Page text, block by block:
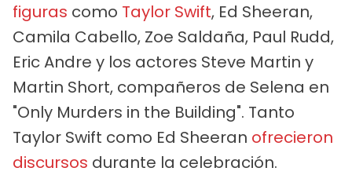
figuras como Taylor Swift, Ed Sheeran,
Camila Cabello, Zoe Saldaña, Paul Rudd,
Eric Andre y los actores Steve Martin y
Martin Short, compañeros de Selena en
"Only Murders in the Building". Tanto
Taylor Swift como Ed Sheeran ofrecieron
discursos durante la celebración.